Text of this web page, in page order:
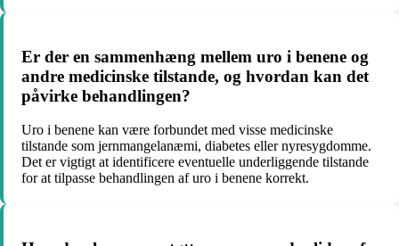
Er der en sammenhæng mellem uro i benene og
andre medicinske tilstande, og hvordan kan det
påvirke behandlingen?
Uro i benene kan være forbundet med visse medicinske
tilstande som jernmangelanæmi, diabetes eller nyresygdomme.
Det er vigtigt at identificere eventuelle underliggende tilstande
for at tilpasse behandlingen af uro i benene korrekt.